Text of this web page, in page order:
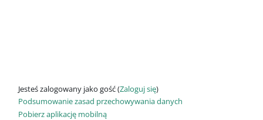
Jesteś zalogowany jako gość (Zaloguj się)
Podsumowanie zasad przechowywania danych
Pobierz aplikację mobilną